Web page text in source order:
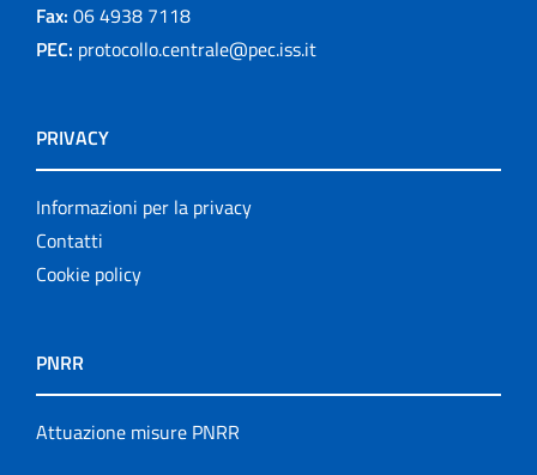
Fax: 06 4938 7118
PEC: protocollo.centrale@pec.iss.it
PRIVACY
Informazioni per la privacy
Contatti
Cookie policy
PNRR
Attuazione misure PNRR